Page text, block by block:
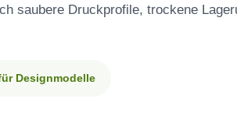
saubere Druckprofile, trockene
Designmodelle